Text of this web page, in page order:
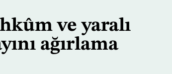
ve yaralı
ağırlama